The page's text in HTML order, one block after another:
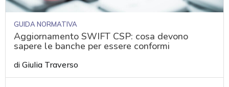
GUIDA NORMATIVA
Aggiornamento SWIFT CSP: cosa devono
sapere le banche per essere conformi
diGiulia Traverso